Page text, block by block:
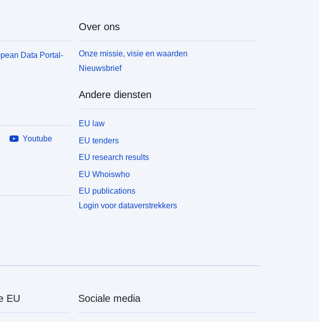
Data Portal-
Youtube
Over ons
Onze missie, visie en waarden
Nieuwsbrief
Andere diensten
EU law
EU tenders
EU research results
EU Whoiswho
EU publications
Login voor dataverstrekkers
EU Sociale media